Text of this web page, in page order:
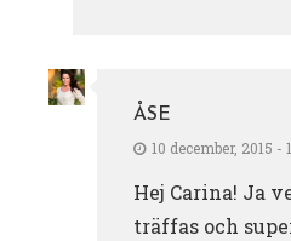
ÅSE
10 december, 2015 -
Hej Carina! Ja
träffas och